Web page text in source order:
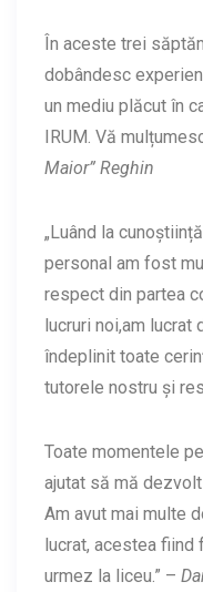
În aceste trei
dobândesc
un mediu plăcut în
IRUM. Vă
Maior” Reghin
„Luând la
personal am fost
respect din partea
lucruri noi,am lucrat
îndeplinit toate
tutorele nostru și
Toate momentele
ajutat să mă
Am avut mai multe
lucrat, acestea fiind
urmez la liceu.” –